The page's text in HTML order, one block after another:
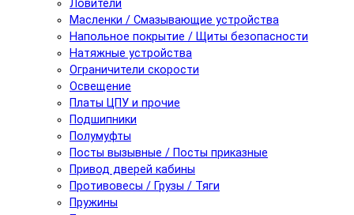
Ловители
Масленки / Смазывающие устройства
Напольное покрытие / Щиты безопасности
Натяжные устройства
Ограничители скорости
Освещение
Платы ЦПУ и прочие
Подшипники
Полумуфты
Посты вызывные / Посты приказные
Привод дверей кабины
Противовесы / Грузы / Тяги
Пружины